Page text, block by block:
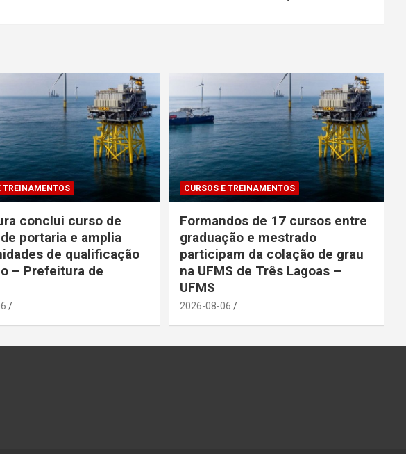
TREINAMENTOS
conclui curso de
portaria e amplia
de qualificação
– Prefeitura de
CURSOS E TREINAMENTOS
Formandos de 17 cursos entre
graduação e mestrado
participam da colação de grau
na UFMS de Três Lagoas –
UFMS
2026-08-06